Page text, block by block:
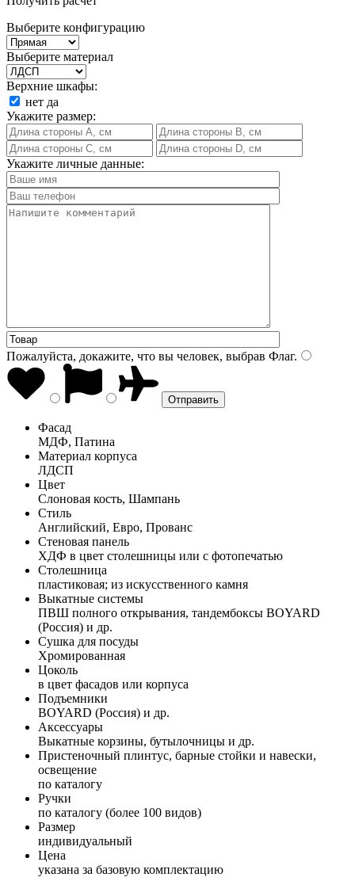
Выберите конфигурацию
Выберите материал
Верхние шкафы:
нет да
Укажите размер:
Укажите личные данные:
Пожалуйста, докажите, что вы человек, выбрав Флаг.
Фасад
МДФ, Патина
Материал корпуса
ЛДСП
Цвет
Слоновая кость, Шампань
Стиль
Английский, Евро, Прованс
Стеновая панель
ХДФ в цвет столешницы или с фотопечатью
Столешница
пластиковая; из искусственного камня
Выкатные системы
ПВШ полного открывания, тандембоксы BOYARD
(Россия) и др.
Сушка для посуды
Хромированная
Цоколь
в цвет фасадов или корпуса
Подъемники
BOYARD (Россия) и др.
Аксессуары
Выкатные корзины, бутылочницы и др.
Пристеночный плинтус, барные стойки и навески,
освещение
по каталогу
Ручки
по каталогу (более 100 видов)
Размер
индивидуальный
Цена
указана за базовую комплектацию